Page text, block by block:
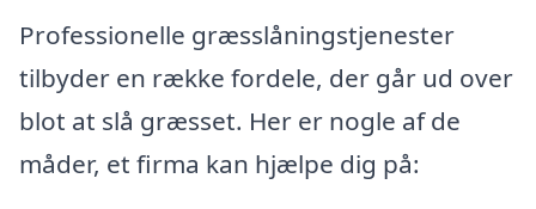
Professionelle græsslåningstjenester
tilbyder en række fordele, der går ud over
blot at slå græsset. Her er nogle af de
måder, et firma kan hjælpe dig på: